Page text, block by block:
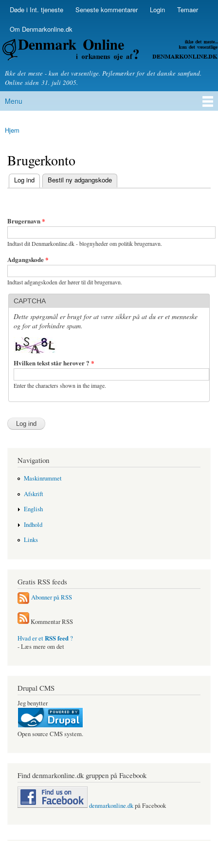
Skip to
Secondary menu
Døde i Int. tjeneste Seneste kommentarer Login Temaer
Om Denmarkonline.dk
Denmarkonline.dk - blognyheder om politik
Ikke det meste - kun det væsentlige. Pejlemærker for det danske samfund.
Online siden 31. juli 2005.
Main menu
Menu
You are here
Hjem
Brugerkonto
Primary tabs
Log ind
(active tab) Bestil ny adgangskode
Brugernavn*
Indtast dit Denmarkonline.dk - blognyheder om politik brugernavn.
Adgangskode*
Indtast adgangskoden der hører til dit brugernavn.
CAPTCHA
Dette spørgsmål er brugt for at være sikker på at du er et menneske
og for at forhindre spam.
Hvilken tekst står herover ? *
Enter the characters shown in the image.
Navigation
Maskinrummet
Afskrift
English
Indhold
Links
Gratis RSS feeds
Abonner på RSS
Kommentar RSS
Hvad er etRSS feed ?
- Læs mere om det
Drupal CMS
Jeg benytter
Open source CMS system.
Find denmarkonline.dk gruppen på Facebook
denmarkonline.dkpå Facebook